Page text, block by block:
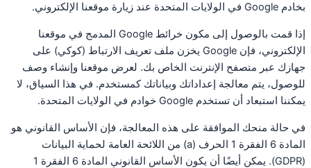
بخادم Google في الولايات المتحدة عند زيارة موقعنا الإلكتروني.
إذا قمت بالوصول إلى مكون خرائط Google المدمج في موقعنا
الإلكتروني، فإن Google يخزن ملف تعريف الارتباط (كوكي) على
جهازك عبر متصفح الإنترنت الخاص بك. لعرض موقعنا وإنشاء وصف
للوصول، يتم معالجة إعداداتك وبياناتك كمستخدم. في هذا السياق، لا
يمكننا استبعاد أن تستخدم Google خوادم في الولايات المتحدة.
في حالة منحك الموافقة على هذه المعالجة، فإن الأساس القانوني هو
المادة 6 الفقرة 1 الحرف (a) من اللائحة العامة لحماية البيانات
(GDPR). يمكن أيضًا أن يكون الأساس القانوني المادة 6 الفقرة 1